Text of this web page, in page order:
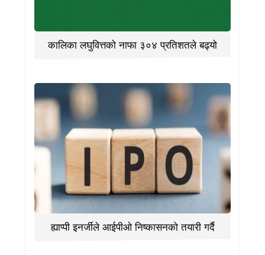
कालिका लघुवित्तको नाफा ३०४ प्रतिशतले बढ्यो
ह्याप्पी इनर्जीले आईपीओ निष्कासनको तयारी गर्दै